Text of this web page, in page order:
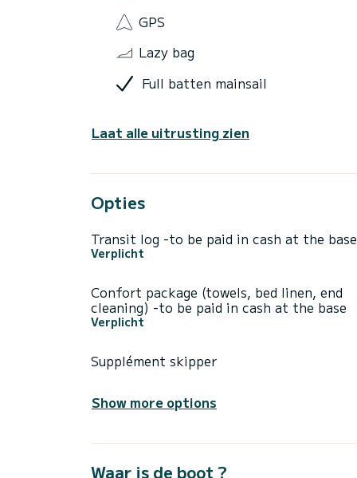
GPS
Lazy bag
Full batten mainsail
Laat alle uitrusting zien
Opties
Transit log -to be paid in cash at the base
Verplicht
Confort package (towels, bed linen, end
cleaning) -to be paid in cash at the base
Verplicht
Supplément skipper
Show more options
Waar is de boot ?